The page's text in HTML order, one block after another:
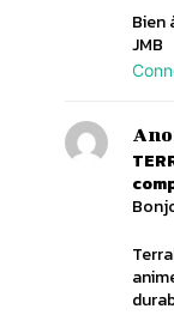
Bien
JMB